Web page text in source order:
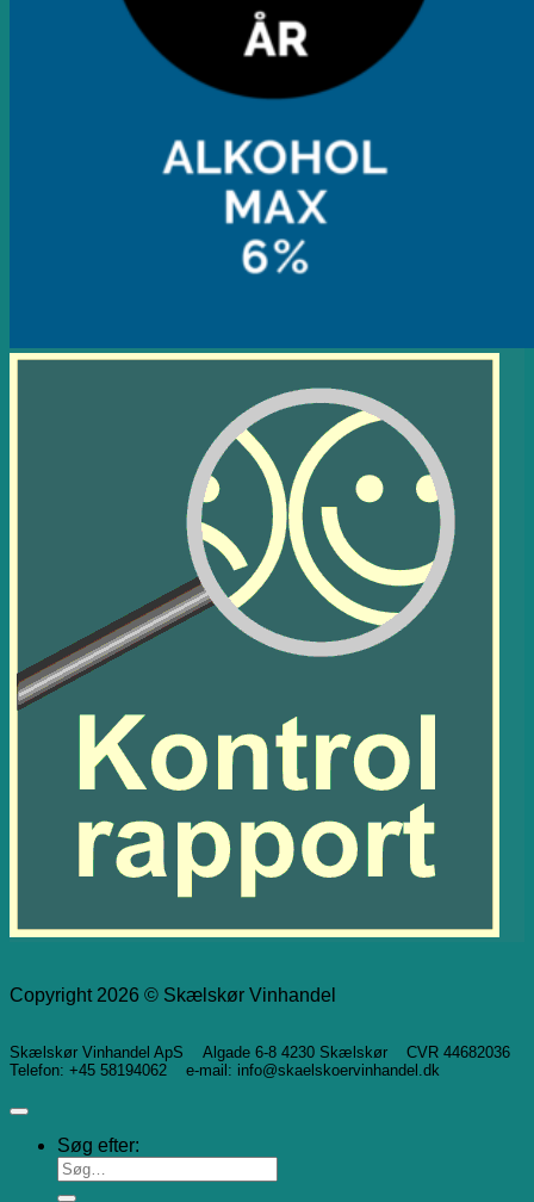
Copyright 2026 © Skælskør Vinhandel
Skælskør Vinhandel ApS Algade 6-8 4230 Skælskør CVR 44682036
Telefon: +45 58194062 e-mail: info@skaelskoervinhandel.dk
Søg efter: